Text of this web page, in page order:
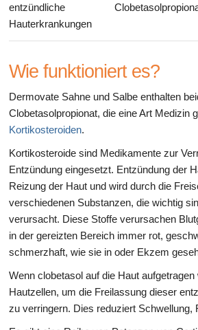
entzündliche
Hauterkrankungen
Wie funktioniert es?
Dermovate Sahne und Salbe enthalten
Clobetasolpropionat, die eine Art Medizin
Kortikosteroiden.
Kortikosteroide sind Medikamente zur
Entzündung eingesetzt. Entzündung der
Reizung der Haut und wird durch die
verschiedenen Substanzen, die wichtig
verursacht. Diese Stoffe verursachen
in der gereizten Bereich immer rot,
schmerzhaft, wie sie in oder Ekzem
Wenn clobetasol auf die Haut
Hautzellen, um die Freilassung dieser
zu verringern. Dies reduziert Schwellung,